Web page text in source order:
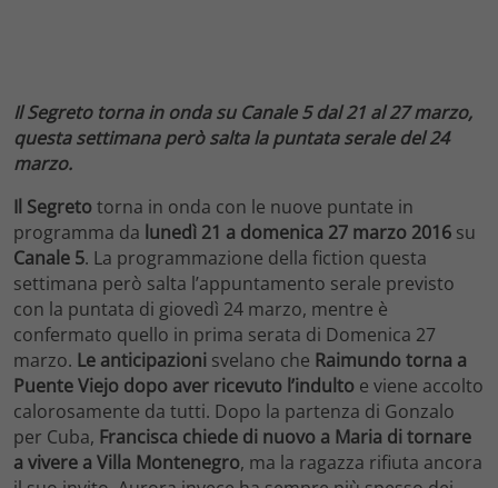
Il Segreto torna in onda su Canale 5 dal 21 al 27 marzo,
questa settimana però salta la puntata serale del 24
marzo.
Il Segretotorna in onda con le nuove puntate in
programma da lunedì 21 a domenica 27 marzo 2016 su
Canale 5. La programmazione della fiction questa
settimana però salta l’appuntamento serale previsto
con la puntata di giovedì 24 marzo, mentre è
confermato quello in prima serata di Domenica 27
marzo. Le anticipazioni svelano che Raimundo torna a
Puente Viejo dopo aver ricevuto l’indulto e viene accolto
calorosamente da tutti. Dopo la partenza di Gonzalo
per Cuba, Francisca chiede di nuovo a Maria di tornare
a vivere a Villa Montenegro, ma la ragazza rifiuta ancora